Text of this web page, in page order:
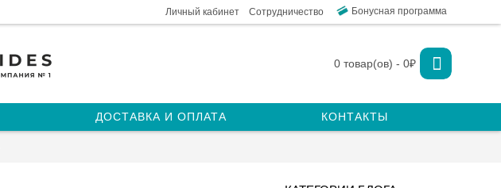
Личный кабинет Сотрудничество Бонусная программа
0 товар(ов) - 0₽
ДОСТАВКА И ОПЛАТА КОНТАКТЫ